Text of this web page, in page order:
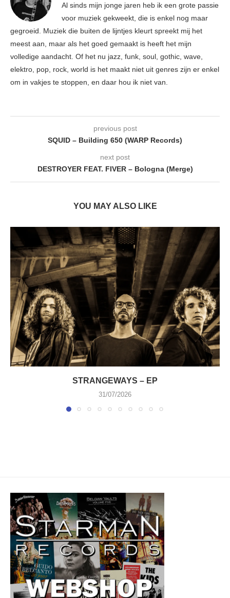
Al sinds mijn jonge jaren heb ik een grote passie
voor muziek gekweekt, die is enkel nog maar
gegroeid. Muziek die buiten de lijntjes kleurt spreekt mij het
meest aan, maar als het goed gemaakt is heeft het mijn
volledige aandacht. Of het nu jazz, funk, soul, gothic, wave,
elektro, pop, rock, world is het maakt niet uit genres zijn er enkel
om in vakjes te stoppen, en daar hou ik niet van.
previous post
SQUID – Building 650 (WARP Records)
next post
DESTROYER FEAT. FIVER – Bologna (Merge)
YOU MAY ALSO LIKE
STRANGEWAYS – EP
31/07/2026